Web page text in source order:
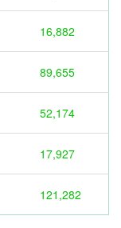
16,882
89,655
52,174
17,927
121,282